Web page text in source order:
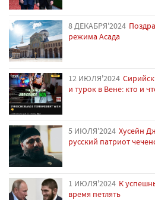
8 ДЕКАБРЯ'2024
режима Асада
12 ИЮЛЯ'2024
и турок в Вене: кто и
5 ИЮЛЯ'2024 Хусейн
русский патриот
1 ИЮЛЯ'2024 К
время петлять